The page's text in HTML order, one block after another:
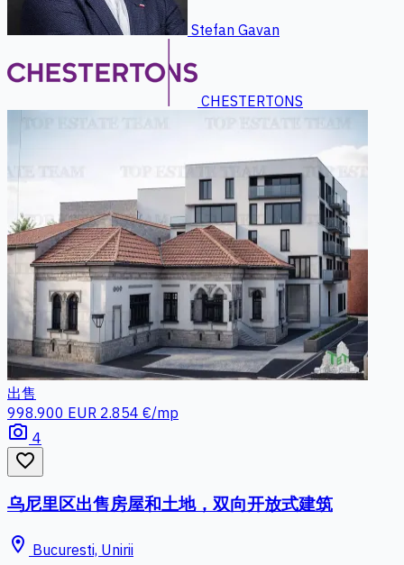
Stefan Gavan
CHESTERTONS
出售
998.900 EUR 2.854 €/mp
photo_camera 4
favorite_border
乌尼里区出售房屋和土地，双向开放式建筑
location_on Bucuresti, Unirii